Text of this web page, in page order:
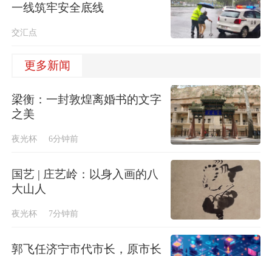
一线筑牢安全底线
交汇点
更多新闻
梁衡：一封敦煌离婚书的文字
之美
夜光杯 6分钟前
国艺 | 庄艺岭：以身入画的八
大山人
夜光杯 7分钟前
郭飞任济宁市代市长，原市长